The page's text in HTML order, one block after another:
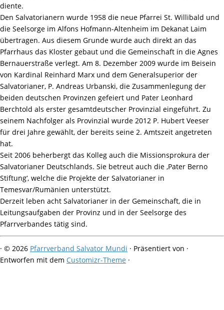
diente.
Den Salvatorianern wurde 1958 die neue Pfarrei St. Willibald und
die Seelsorge im Alfons Hofmann-Altenheim im Dekanat Laim
übertragen. Aus diesem Grunde wurde auch direkt an das
Pfarrhaus das Kloster gebaut und die Gemeinschaft in die Agnes
Bernauerstraße verlegt. Am 8. Dezember 2009 wurde im Beisein
von Kardinal Reinhard Marx und dem Generalsuperior der
Salvatorianer, P. Andreas Urbanski, die Zusammenlegung der
beiden deutschen Provinzen gefeiert und Pater Leonhard
Berchtold als erster gesamtdeutscher Provinzial eingeführt. Zu
seinem Nachfolger als Provinzial wurde 2012 P. Hubert Veeser
für drei Jahre gewählt, der bereits seine 2. Amtszeit angetreten
hat.
Seit 2006 beherbergt das Kolleg auch die Missionsprokura der
Salvatorianer Deutschlands. Sie betreut auch die ‚Pater Berno
Stiftung‘, welche die Projekte der Salvatorianer in
Temesvar/Rumänien unterstützt.
Derzeit leben acht Salvatorianer in der Gemeinschaft, die in
Leitungsaufgaben der Provinz und in der Seelsorge des
Pfarrverbandes tätig sind.
· © 2026 Pfarrverband Salvator Mundi · Präsentiert von ·
Entworfen mit dem Customizr-Theme ·